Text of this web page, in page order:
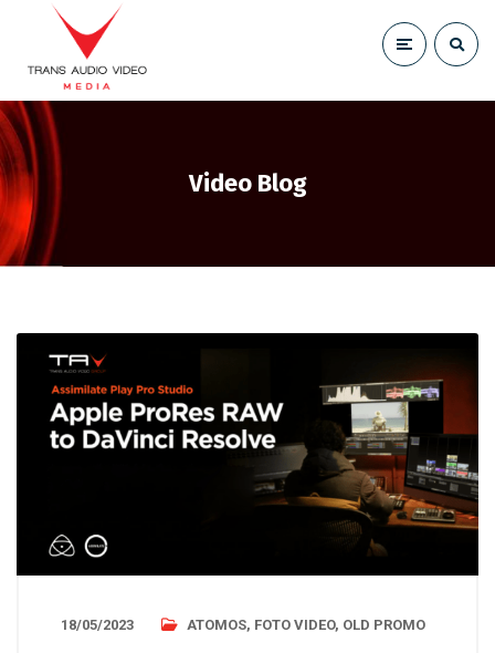
Video Blog
18/05/2023 ATOMOS, FOTO VIDEO, OLD PROMO